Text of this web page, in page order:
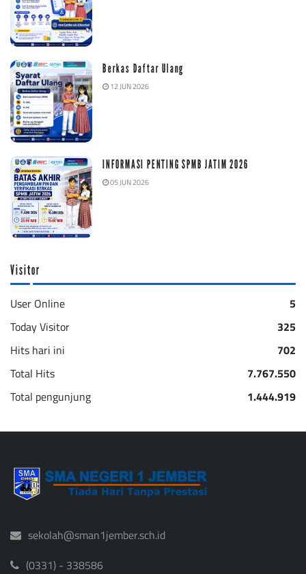
Berkas Daftar Ulang
12 JUN 2026
INFORMASI PENTING SPMB JATIM 2026
05 JUN 2026
Visitor
User Online
5
Today Visitor
325
Hits hari ini
702
Total Hits
7.767.550
Total pengunjung
1.444.919
sekolah@sman1jember.sch.id
(0331) - 338586